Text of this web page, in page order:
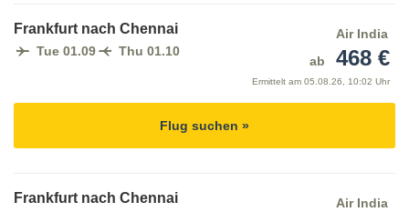
Frankfurt nach Chennai
Tue 01.09 Thu 01.10
Air India
ab
468 €
Ermittelt am 05.08.26, 10:02 Uhr
Flug suchen »
Frankfurt nach Chennai
Air India